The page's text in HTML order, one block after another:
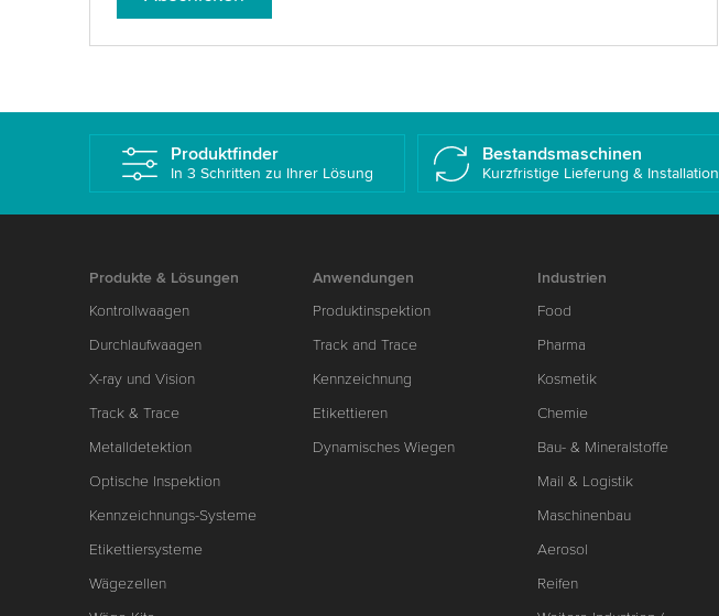
Produktfinder
In 3 Schritten zu Ihrer Lösung
Bestandsmaschinen
Kurzfristige Lieferung & Installation
Produkte & Lösungen
Kontrollwaagen
Durchlaufwaagen
X-ray und Vision
Track & Trace
Metalldetektion
Optische Inspektion
Kennzeichnungs-Systeme
Etikettiersysteme
Wägezellen
Anwendungen
Produktinspektion
Track and Trace
Kennzeichnung
Etikettieren
Dynamisches Wiegen
Industrien
Food
Pharma
Kosmetik
Chemie
Bau- & Mineralstoffe
Mail & Logistik
Maschinenbau
Aerosol
Reifen